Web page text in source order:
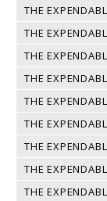
THE
THE
THE
THE
THE
THE
THE
THE
THE